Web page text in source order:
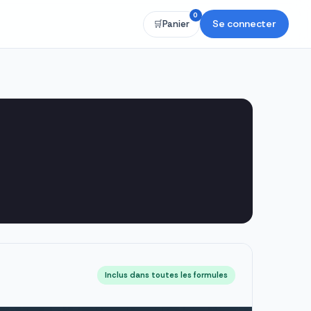
🛒Panier
0
Se connecter
Inclus dans toutes les formules